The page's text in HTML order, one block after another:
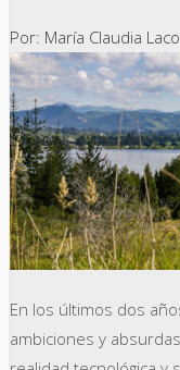
Por: María Claudia
En los últimos dos
ambiciones y